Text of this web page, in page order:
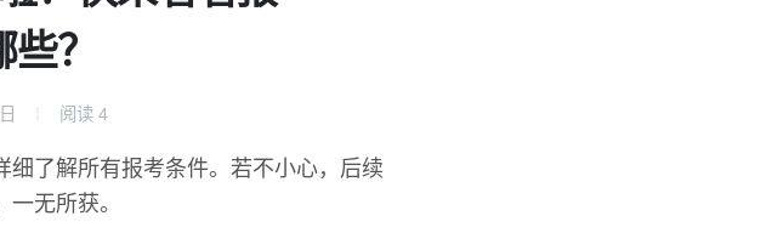
？
阅读 4
了解所有报考条件。若不小心，后续
无所获。